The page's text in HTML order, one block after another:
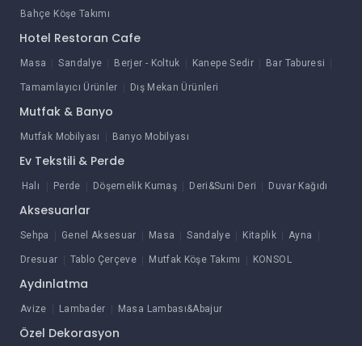
Bahçe Köşe Takımı
Hotel Restoran Cafe
Masa Sandalye Berjer - Koltuk Kanepe Sedir Bar Taburesi
Tamamlayıcı Ürünler Dış Mekan Ürünleri
Mutfak & Banyo
Mutfak Mobilyası Banyo Mobilyası
Ev Tekstili & Perde
Halı Perde Döşemelik Kumaş Deri&Suni Deri Duvar Kağıdı
Aksesuarlar
Sehpa Genel Aksesuar Masa Sandalye Kitaplık Ayna
Dresuar Tablo Çerçeve Mutfak Köşe Takımı KONSOL
Aydınlatma
Avize Lambader Masa Lambası&Abajur
Özel Dekorasyon